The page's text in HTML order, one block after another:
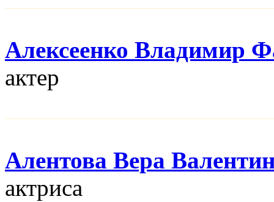
Алексеенко Владимир
актер
Алентова Вера
актриса